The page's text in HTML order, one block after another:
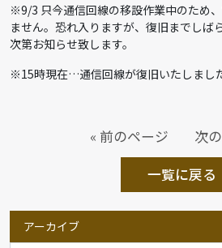
※9/3 只今通信回線の移設作業中のため
ません。恐れ入りますが、復旧までしば
次第お知らせ致します。
※15時現在…通信回線が復旧いたしまし
« 前のページ
一覧に戻る
次
アーカイブ